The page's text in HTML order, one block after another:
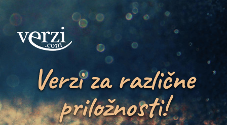
Verzi za različne
priložnosti!